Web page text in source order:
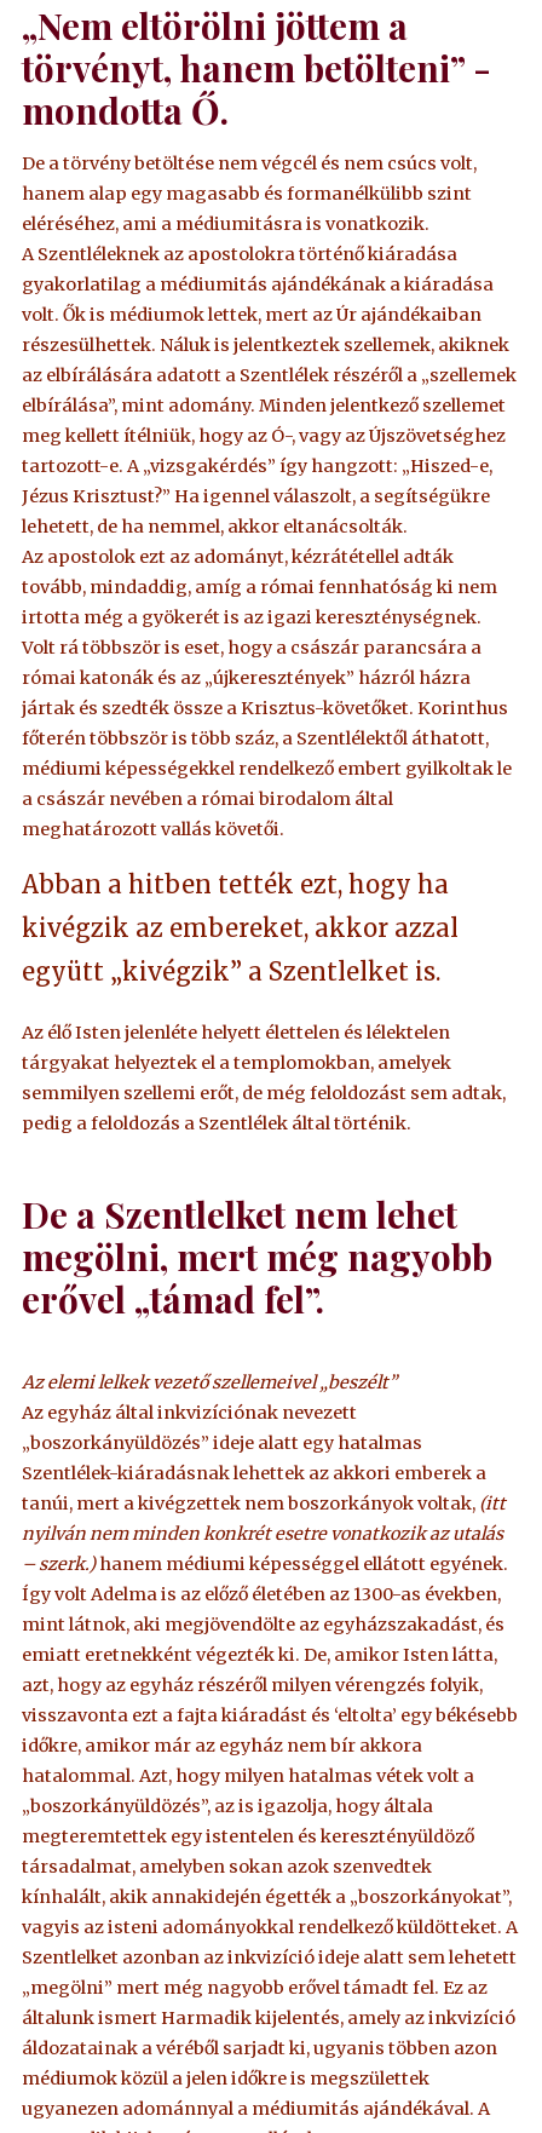
„Nem eltörölni jöttem a
törvényt, hanem betölteni” -
mondotta Ő.
De a törvény betöltése nem végcél és nem csúcs volt,
hanem alap egy magasabb és formanélkülibb szint
eléréséhez, ami a médiumitásra is vonatkozik.
A Szentléleknek az apostolokra történő kiáradása
gyakorlatilag a médiumitás ajándékának a kiáradása
volt. Ők is médiumok lettek, mert az Úr ajándékaiban
részesülhettek. Náluk is jelentkeztek szellemek, akiknek
az elbírálására adatott a Szentlélek részéről a „szellemek
elbírálása”, mint adomány. Minden jelentkező szellemet
meg kellett ítélniük, hogy az Ó-, vagy az Újszövetséghez
tartozott-e. A „vizsgakérdés” így hangzott: „Hiszed-e,
Jézus Krisztust?” Ha igennel válaszolt, a segítségükre
lehetett, de ha nemmel, akkor eltanácsolták.
Az apostolok ezt az adományt, kézrátétellel adták
tovább, mindaddig, amíg a római fennhatóság ki nem
irtotta még a gyökerét is az igazi kereszténységnek.
Volt rá többször is eset, hogy a császár parancsára a
római katonák és az „újkeresztények” házról házra
jártak és szedték össze a Krisztus-követőket. Korinthus
főterén többször is több száz, a Szentlélektől áthatott,
médiumi képességekkel rendelkező embert gyilkoltak le
a császár nevében a római birodalom által
meghatározott vallás követői.
Abban a hitben tették ezt, hogy ha
kivégzik az embereket, akkor azzal
együtt „kivégzik” a Szentlelket is.
Az élő Isten jelenléte helyett élettelen és lélektelen
tárgyakat helyeztek el a templomokban, amelyek
semmilyen szellemi erőt, de még feloldozást sem adtak,
pedig a feloldozás a Szentlélek által történik.
De a Szentlelket nem lehet
megölni, mert még nagyobb
erővel „támad fel”.
Az elemi lelkek vezető szellemeivel „beszélt”
Az egyház által inkvizíciónak nevezett
„boszorkányüldözés” ideje alatt egy hatalmas
Szentlélek-kiáradásnak lehettek az akkori emberek a
tanúi, mert a kivégzettek nem boszorkányok voltak, (itt
nyilván nem minden konkrét esetre vonatkozik az utalás
– szerk.)hanem médiumi képességgel ellátott egyének.
Így volt Adelma is az előző életében az 1300-as években,
mint látnok, aki megjövendölte az egyházszakadást, és
emiatt eretnekként végezték ki. De, amikor Isten látta,
azt, hogy az egyház részéről milyen vérengzés folyik,
visszavonta ezt a fajta kiáradást és ‘eltolta’ egy békésebb
időkre, amikor már az egyház nem bír akkora
hatalommal. Azt, hogy milyen hatalmas vétek volt a
„boszorkányüldözés”, az is igazolja, hogy általa
megteremtettek egy istentelen és keresztényüldöző
társadalmat, amelyben sokan azok szenvedtek
kínhalált, akik annakidején égették a „boszorkányokat”,
vagyis az isteni adományokkal rendelkező küldötteket. A
Szentlelket azonban az inkvizíció ideje alatt sem lehetett
„megölni” mert még nagyobb erővel támadt fel. Ez az
általunk ismert Harmadik kijelentés, amely az inkvizíció
áldozatainak a véréből sarjadt ki, ugyanis többen azon
médiumok közül a jelen időkre is megszülettek
ugyanezen adománnyal a médiumitás ajándékával. A